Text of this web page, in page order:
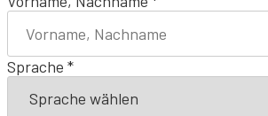
Sprache *